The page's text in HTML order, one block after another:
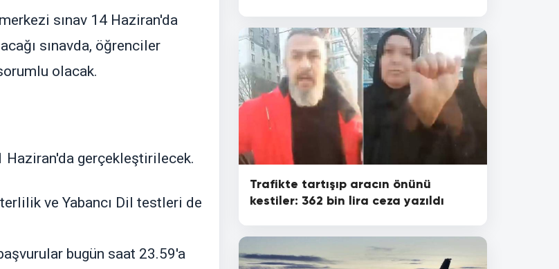
sınav 14 Haziran'da
sınavda, öğrenciler
olacak.
Haziran'da gerçekleştirilecek.
ve Yabancı Dil testleri de
bugün saat 23.59'a
Trafikte tartışıp aracın önünü
kestiler: 362 bin lira ceza yazıldı